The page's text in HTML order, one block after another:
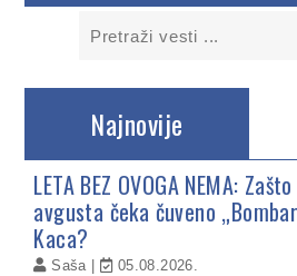
Najnovije
LETA BEZ OVOGA NEMA:
avgusta čeka čuveno
Kaca?
Saša 05.08.2026.